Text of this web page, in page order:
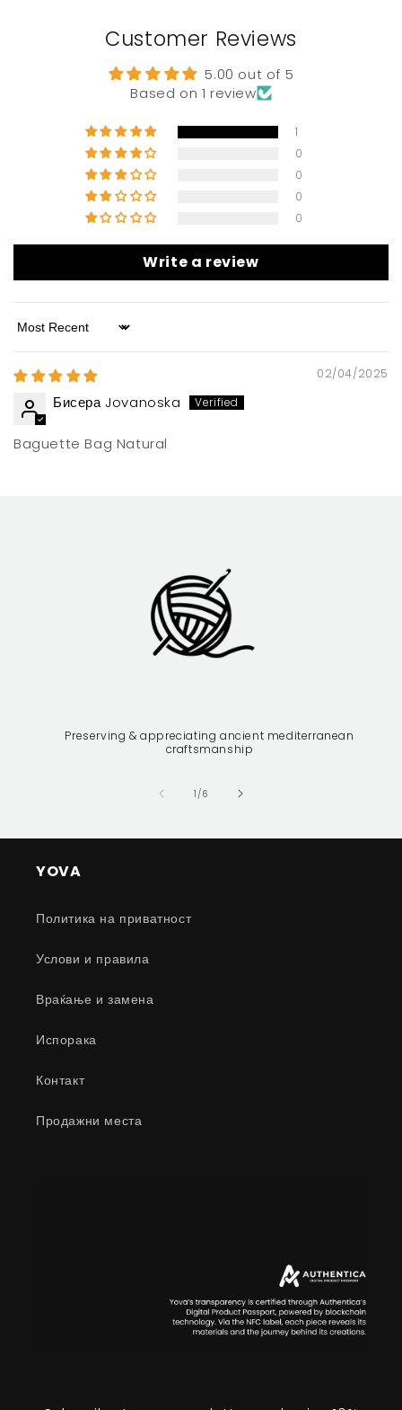
Customer Reviews
5.00 out of 5
Based on 1 review
1
0
0
0
0
Write a review
Sort by
02/04/2025
Бисера Jovanoska
Baguette Bag Natural
Preserving & appreciating ancient mediterranean
craftsmanship
1 /of
6
YOVA
Политика на приватност
Услови и правила
Враќање и замена
Испорака
Контакт
Продажни места